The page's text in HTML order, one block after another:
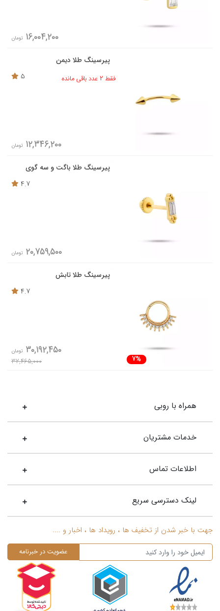
16,004,200 تومان
پیرسینگ طلا دیمن
فقط 2 عدد باقی مانده
5
12,346,200 تومان
پیرسینگ طلا باگت و سه گوی
4.7
20,759,500 تومان
پیرسینگ طلا تابش
4.7
7%
30,192,450 تومان
32,465,000
همراه با روبی
خدمات مشتریان
اطلاعات تماس
لینک دسترسی سریع
جهت با خبر شدن از تخفیف ها ، رویداد ها ، اخبار و ....